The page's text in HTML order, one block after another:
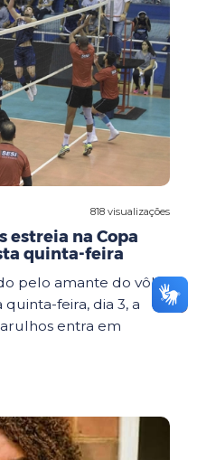
818 visualizações
estreia na Copa
quinta-feira
pelo amante do vôlei
feira, dia 3, a
entra em